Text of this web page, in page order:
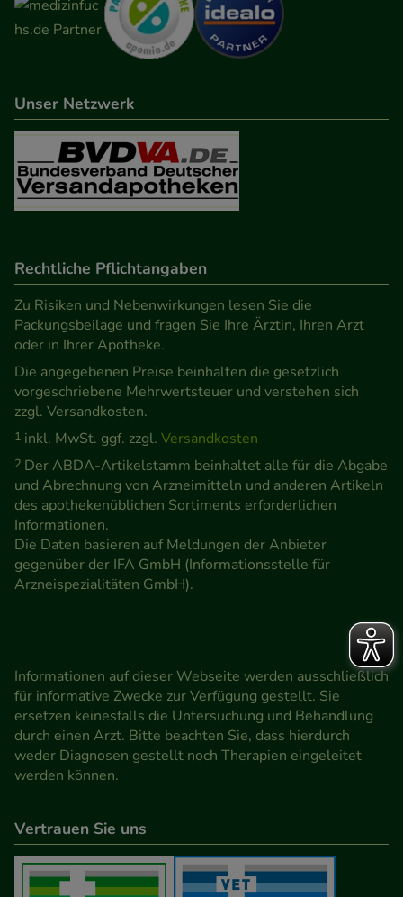
anzuzeigen und unser Partnerprogramm zu
betreiben.
Informationen über die Art und Weise der Nutzung
unserer Website sammeln, mit deren Hilfe wir
unsere Website weiter für Sie optimieren können,
den Inhalt auf unserer Website aber auch die
Werbung auf Drittseiten möglichst relevant für Sie
Medien übertragen werden.
Unser Netzwerk
Rechtliche Pflichtangaben
Zu Risiken und Nebenwirkungen lesen Sie die
Packungsbeilage und fragen Sie Ihre Ärztin, Ihren Arzt
oder in Ihrer Apotheke.
Die angegebenen Preise beinhalten die gesetzlich
vorgeschriebene Mehrwertsteuer und verstehen sich
zzgl. Versandkosten.
1 inkl. MwSt. ggf. zzgl. Versandkosten
2 Der ABDA-Artikelstamm beinhaltet alle für die Abgabe
und Abrechnung von Arzneimitteln und anderen Artikeln
des apothekenüblichen Sortiments erforderlichen
Informationen.
Die Daten basieren auf Meldungen der Anbieter
gegenüber der IFA GmbH (Informationsstelle für
Arzneispezialitäten GmbH).
Informationen auf dieser Webseite werden ausschließlich
für informative Zwecke zur Verfügung gestellt. Sie
ersetzen keinesfalls die Untersuchung und Behandlung
durch einen Arzt. Bitte beachten Sie, dass hierdurch
weder Diagnosen gestellt noch Therapien eingeleitet
werden können.
Vertrauen Sie uns